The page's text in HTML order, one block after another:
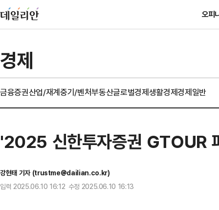
오피
경제
금융증권산업/재계중기/벤처부동산글로벌경제생활경제경제일반
'2025 신한투자증권 GTOUR
강현태 기자 (trustme@dailian.co.kr)
입력 2025.06.10 16:12 수정 2025.06.10 16:13